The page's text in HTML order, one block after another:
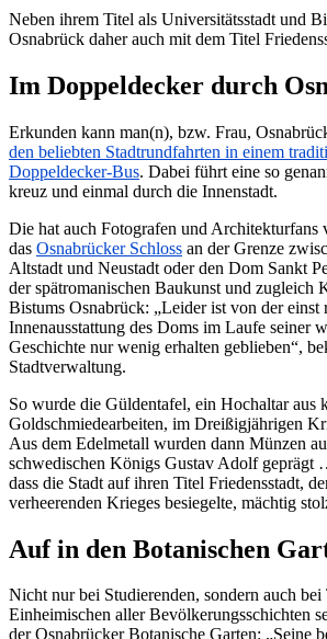
Neben ihrem Titel als Universitätsstadt und
Osnabrück daher auch mit dem Titel
Im Doppeldecker durch
Erkunden kann man(n), bzw. Frau,
den beliebten Stadtrundfahrten in einem
Doppeldecker-Bus. Dabei führt eine so
kreuz und einmal durch die Innenstadt.
Die hat auch Fotografen und Architekturfans
das Osnabrücker Schloss an der Grenze
Altstadt und Neustadt oder den Dom Sankt
der spätromanischen Baukunst und zugleich
Bistums Osnabrück: „Leider ist von der einst
Innenausstattung des Doms im Laufe seiner
Geschichte nur wenig erhalten geblieben“,
Stadtverwaltung.
So wurde die Güldentafel, ein Hochaltar aus
Goldschmiedearbeiten, im Dreißigjährigen
Aus dem Edelmetall wurden dann Münzen
schwedischen Königs Gustav Adolf geprägt
dass die Stadt auf ihren Titel Friedensstadt,
verheerenden Krieges besiegelte, mächtig
Auf in den Botanischen
Nicht nur bei Studierenden, sondern auch bei
Einheimischen aller Bevölkerungsschichten
der Osnabrücker Botanische Garten: „Seine